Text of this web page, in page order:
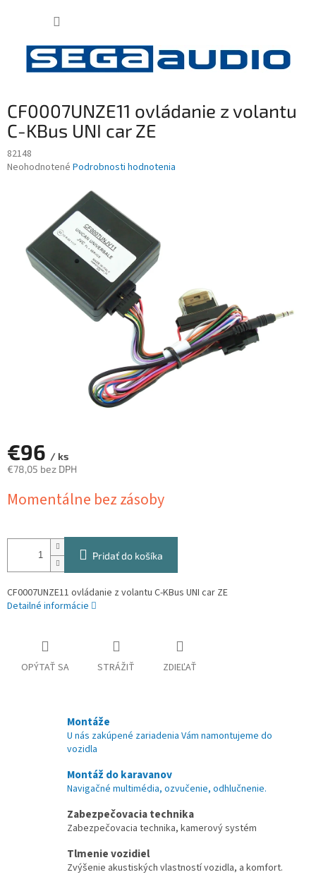
CF0007UNZE11 ovládanie z volantu
C-KBus UNI car ZE
82148
Priemerné
hviezdičiek.
Neohodnotené Podrobnosti hodnotenia
€96 / ks
€78,05 bez DPH
cena:
Momentálne bez zásoby
Pridať do košíka
CF0007UNZE11 ovládanie z volantu C-KBus UNI car ZE
Detailné informácie
OPÝTAŤ SA STRÁŽIŤ ZDIEĽAŤ
Montáže
U nás zakúpené zariadenia Vám namontujeme do
vozidla
Montáž do karavanov
Navigačné multimédia, ozvučenie, odhlučnenie.
Zabezpečovacia technika
Zabezpečovacia technika, kamerový systém
Tlmenie vozidiel
Zvýšenie akustiských vlastností vozidla, a komfort.